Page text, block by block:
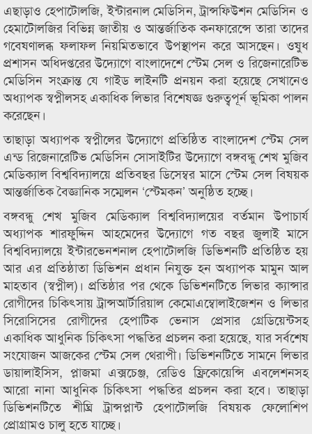
এছাড়াও হেপাটোলজি, ইন্টারনাল মেডিসিন, ট্রান্সফিউশন মেডিসিন ও
হেমাটোলজির বিভিন্ন জাতীয় ও আন্তর্জাতিক কনফারেন্সে তারা তাদের
গবেষণালব্ধ ফলাফল নিয়মিতভাবে উপস্থাপন করে আসছেন। ওষুধ
প্রশাসন অধিদপ্তরের উদ্যোগে বাংলাদেশে স্টেম সেল ও রিজেনারেটিভ
মেডিসিন সংক্রান্ত যে গাইড লাইনটি প্রনয়ন করা হয়েছে সেখানেও
অধ্যাপক স্বপ্নীলসহ একাধিক লিভার বিশেষজ্ঞ গুরুত্বপূর্ন ভূমিকা পালন
করেছেন।
তাছাড়া অধ্যাপক স্বপ্নীলের উদ্যোগে প্রতিষ্ঠিত বাংলাদেশ স্টেম সেল
এন্ড রিজেনারেটিভ মেডিসিন সোসাইটির উদ্যোগে বঙ্গবন্ধু শেখ মুজিব
মেডিক্যাল বিশ্ববিদ্যালয়ে প্রতিবছর ডিসেম্বর মাসে স্টেম সেল বিষয়ক
আন্তর্জাতিক বৈজ্ঞানিক সম্মেলন ‘স্টেমকন’ অনুষ্ঠিত হচ্ছে।
বঙ্গবন্ধু শেখ মুজিব মেডিক্যাল বিশ্ববিদ্যালয়ের বর্তমান উপাচার্য
অধ্যাপক শারফুদ্দিন আহমেদের উদ্যোগে গত বছর জুলাই মাসে
বিশ্ববিদ্যালয়ে ইন্টারভেনশনাল হেপাটোলজি ডিভিশনটি প্রতিষ্ঠিত হয়
আর এর প্রতিষ্ঠাতা ডিভিশন প্রধান নিযুক্ত হন অধ্যাপক মামুন আল
মাহতাব (স্বপ্নীল)। প্রতিষ্ঠার পর থেকে ডিভিশনটিতে লিভার ক্যান্সার
রোগীদের চিকিৎসায় ট্রান্সআর্টারিয়াল কেমোএম্বোলাইজেশন ও লিভার
সিরোসিসের রোগীদের হেপাটিক ভেনাস প্রেসার গ্রেডিয়েন্টসহ
একাধিক আধুনিক চিকিৎসা পদ্ধতির প্রচলন করা হয়েছে, যার সর্বশেষ
সংযোজন আজকের স্টেম সেল থেরাপী। ডিভিশনটিতে সামনে লিভার
ডায়ালাইসিস, প্লাজমা এক্সচেঞ্জ, রেডিও ফ্রিকোয়েন্সি এবলেশনসহ
আরো নানা আধুনিক চিকিৎসা পদ্ধতির প্রচলন করা হবে। তাছাড়া
ডিভিশনটিতে শীঘ্রি ট্রান্সপ্লান্ট হেপাটোলজি বিষয়ক ফেলোশিপ
প্রোগ্রামও চালু হতে যাচ্ছে।